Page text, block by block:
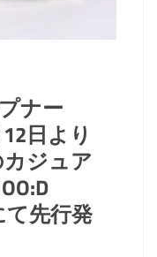
ナー
日より
ジュア
て先行発